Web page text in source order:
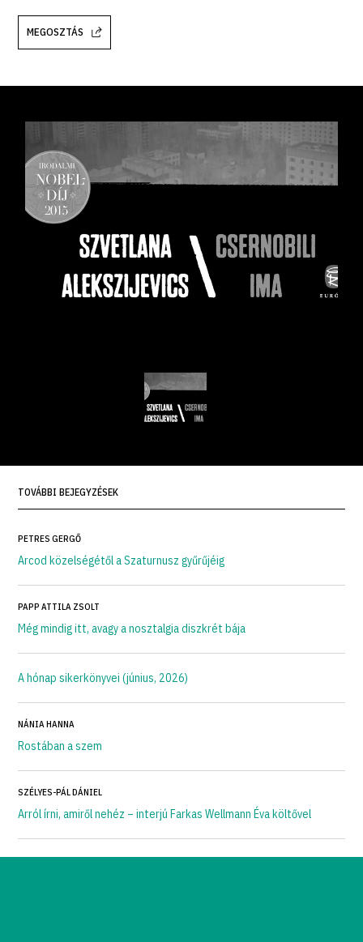
MEGOSZTÁS
TOVÁBBI BEJEGYZÉSEK
PETRES GERGŐ
Arcod közelségétől a Szaturnusz gyűrűjéig
PAPP ATTILA ZSOLT
Még mindig itt, avagy a nosztalgia diszkrét bája
A hónap sikerkönyvei (június, 2026)
NÁNIA HANNA
Rostában a szem
SZÉLYES-PÁL DÁNIEL
Arról írni, amiről nehéz – interjú Farkas Wellmann Éva költővel